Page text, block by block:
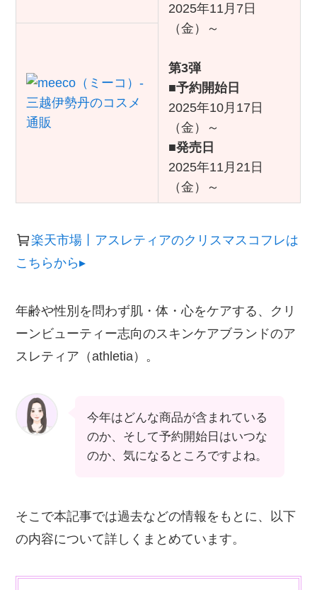
2025年11月7日
（金）～
第3弾
■予約開始日
2025年10月17日
（金）～
■発売日
2025年11月21日
（金）～
楽天市場丨アスレティアのクリスマスコフレは
こちらから▸
年齢や性別を問わず肌・体・心をケアする、クリ
ーンビューティー志向のスキンケアブランドのア
スレティア（athletia）。
今年はどんな商品が含まれている
のか、そして予約開始日はいつな
のか、気になるところですよね。
そこで本記事では過去などの情報をもとに、以下
の内容について詳しくまとめています。